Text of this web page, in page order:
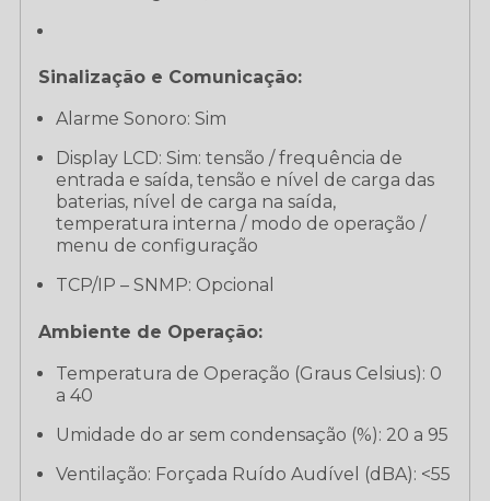
Sinalização e Comunicação:
Alarme Sonoro: Sim
Display LCD: Sim: tensão / frequência de
entrada e saída, tensão e nível de carga das
baterias, nível de carga na saída,
temperatura interna / modo de operação /
menu de configuração
TCP/IP – SNMP: Opcional
Ambiente de Operação:
Temperatura de Operação (Graus Celsius): 0
a 40
Umidade do ar sem condensação (%): 20 a 95
Ventilação: Forçada Ruído Audível (dBA): <55